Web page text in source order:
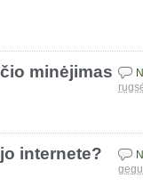
minėjimas
internete?